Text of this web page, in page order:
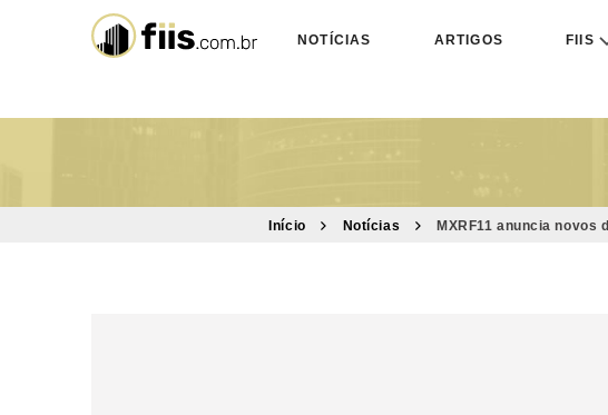
NOTÍCIAS ARTIGOS FIIS
Início Notícias MXRF11 anuncia novos